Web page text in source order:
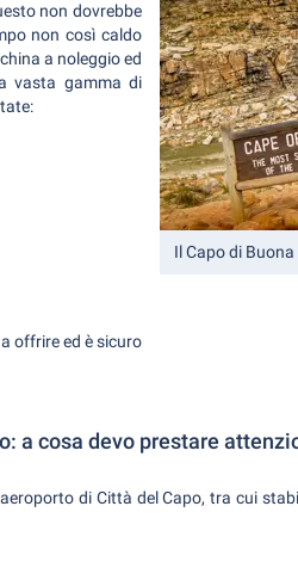
Il Capo di
non dovrebbe
non così caldo
a noleggio ed
vasta gamma di
offrire ed è sicuro
a cosa devo prestare
di Città del Capo, tra cui